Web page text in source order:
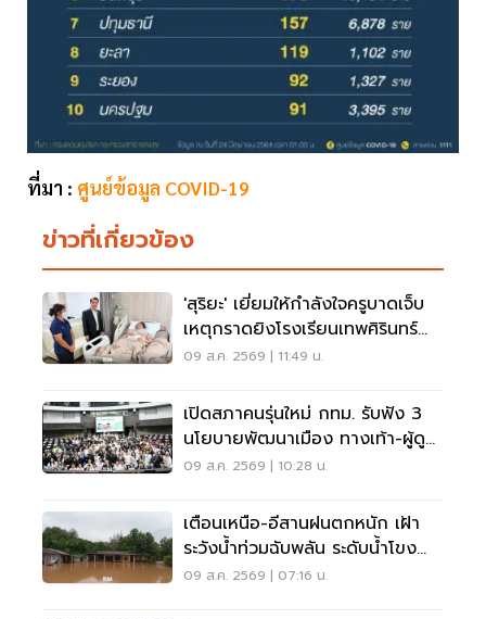
ที่มา : ศูนย์ข้อมูล COVID-19
ข่าวที่เกี่ยวข้อง
'สุริยะ' เยี่ยมให้กำลังใจครูบาดเจ็บ
เหตุกราดยิงโรงเรียนเทพศิรินทร์
นนทบุรี
09 ส.ค. 2569 | 11:49 น.
เปิดสภาคนรุ่นใหม่ กทม. รับฟัง 3
นโยบายพัฒนาเมือง ทางเท้า-ผู้ดู
แลออทิสติก-จักรยาน
09 ส.ค. 2569 | 10:28 น.
เตือนเหนือ-อีสานฝนตกหนัก เฝ้า
ระวังน้ำท่วมฉับพลัน ระดับน้ำโขง
เพิ่มสูง
09 ส.ค. 2569 | 07:16 น.